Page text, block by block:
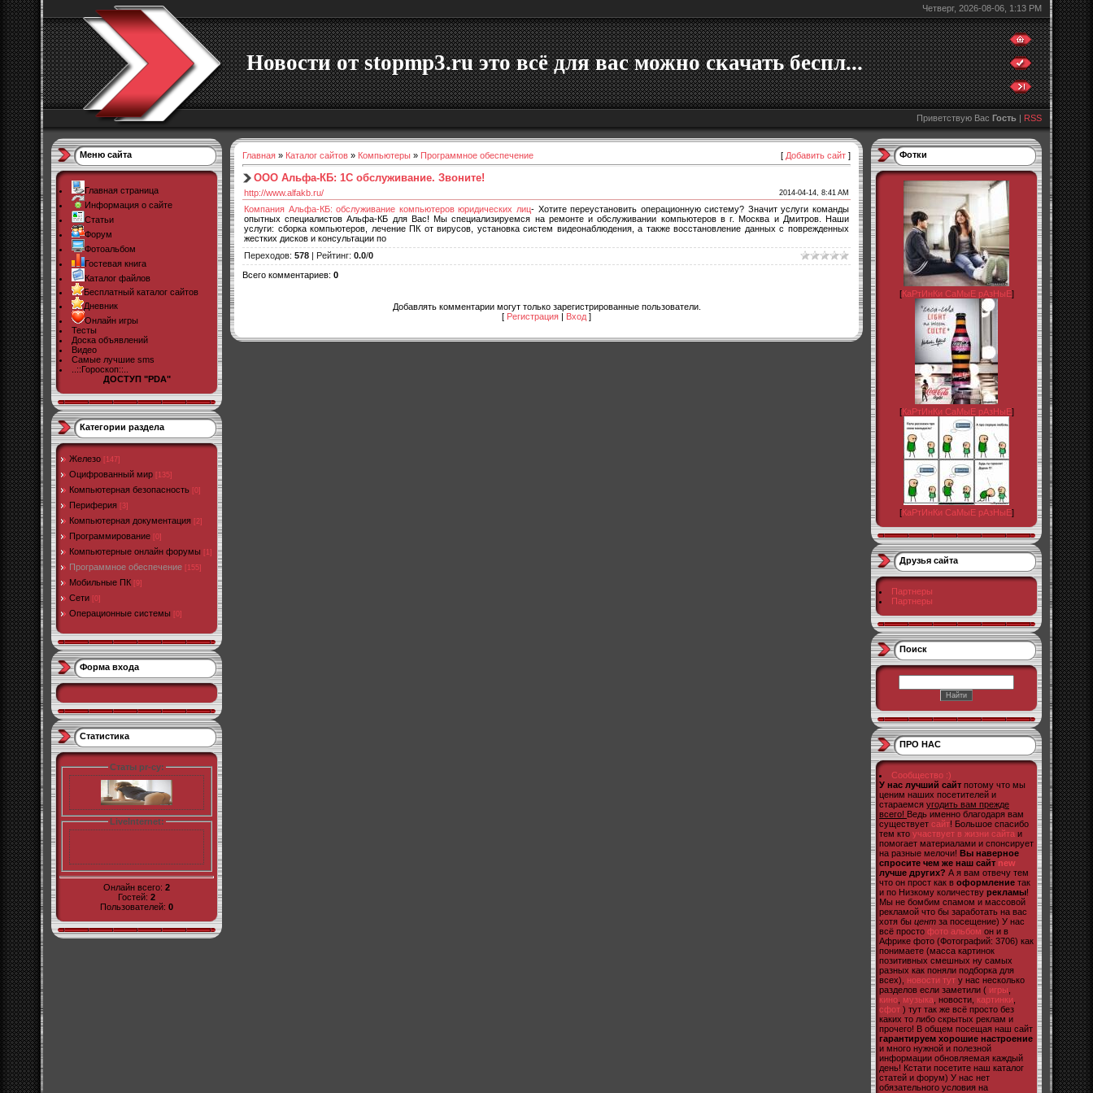
Четверг, 2026-08-06, 1:13 PM
Новости от stopmp3.ru это всё для вас можно скачать беспл...
Приветствую Вас Гость | RSS
Меню сайта
Главная страница
Информация о сайте
Статьи
Форум
Фотоальбом
Гостевая книга
Каталог файлов
Бесплатный каталог сайтов
Дневник
Онлайн игры
Тесты
Доска объявлений
Видео
Самые лучшие sms
..::Гороскоп::..
ДОСТУП "PDA"
Категории раздела
Железо [147]
Оцифрованный мир [135]
Компьютерная безопасность [0]
Периферия [3]
Компьютерная документация [2]
Программирование [0]
Компьютерные онлайн форумы [1]
Программное обеспечение [155]
Мобильные ПК [9]
Сети [0]
Операционные системы [0]
Форма входа
Статистика
Статы pr-cy:
LiveInternet:
Онлайн всего: 2
Гостей: 2
Пользователей: 0
Главная » Каталог сайтов » Компьютеры » Программное обеспечение [ Добавить сайт ]
ООО Альфа-КБ: 1C обслуживание. Звоните!
http://www.alfakb.ru/ 2014-04-14, 8:41 AM
Компания Альфа-КБ: обслуживание компьютеров юридических лиц- Хотите переустановить операционную систему? Значит услуги команды
опытных специалистов Альфа-КБ для Вас! Мы специализируемся на ремонте и обслуживании компьютеров в г. Москва и Дмитров. Наши
услуги: сборка компьютеров, лечение ПК от вирусов, установка систем видеонаблюдения, а также восстановление данных с поврежденных
жестких дисков и консультации по
Переходов: 578 | Рейтинг: 0.0/0
Всего комментариев: 0
Добавлять комментарии могут только зарегистрированные пользователи.
[ Регистрация | Вход ]
Фотки
[КаРтИнКи СаМыЕ рАзНыЕ]
[КаРтИнКи СаМыЕ рАзНыЕ]
[КаРтИнКи СаМыЕ рАзНыЕ]
Друзья сайта
Партнеры
Партнеры
Поиск
ПРО НАС
Сообщество :)
У нас лучший сайт потому что мы
ценим наших посетителей и
стараемся угодить вам прежде
всего! Ведь именно благодаря вам
существует сайт! Большое спасибо
тем кто участвует в жизни сайта и
помогает материалами и спонсирует
на разные мелочи! Вы наверное
спросите чем же наш сайт new
лучше других? А я вам отвечу тем
что он прост как в оформление так
и по Низкому количеству рекламы!
Мы не бомбим спамом и массовой
рекламой что бы заработать на вас
хотя бы цент за посещение) У нас
всё просто фото альбом он и в
Африке фото (Фотографий: 3706) как
понимаете (масса картинок
позитивных смешных ну самых
разных как поняли подборка для
всех), новости тут у нас несколько
разделов если заметили ( игры
кино музыка , новости, картинки
сфот ) тут так же всё просто без
каких то либо скрытых реклам и
прочего! В общем посещая наш сайт
гарантируем хорошие настроение
и много нужной и полезной
информации обновляемая каждый
день! Кстати посетите наш каталог
статей и форум) У нас нет
обязательного условия на